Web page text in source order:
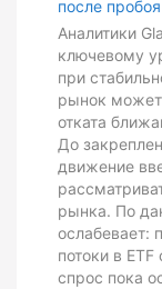
после
Аналитики
ключевому
при
рынок может
отката
До
движение
рынка. По
ослабевает:
потоки в
спрос пока